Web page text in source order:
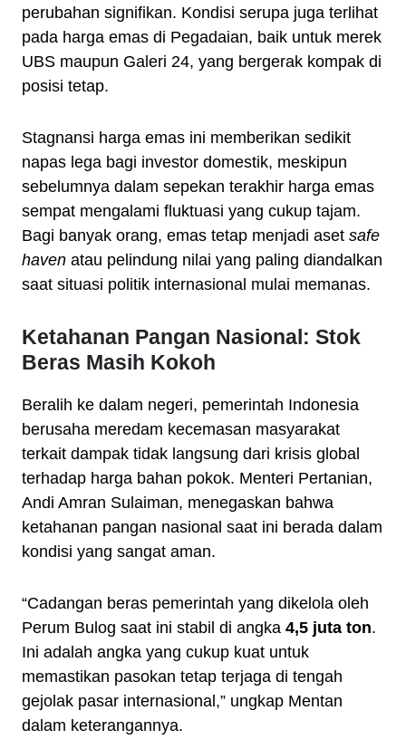
perubahan signifikan. Kondisi serupa juga terlihat
pada harga emas di Pegadaian, baik untuk merek
UBS maupun Galeri 24, yang bergerak kompak di
posisi tetap.
Stagnansi harga emas ini memberikan sedikit
napas lega bagi investor domestik, meskipun
sebelumnya dalam sepekan terakhir harga emas
sempat mengalami fluktuasi yang cukup tajam.
Bagi banyak orang, emas tetap menjadi aset safe
haven atau pelindung nilai yang paling diandalkan
saat situasi politik internasional mulai memanas.
Ketahanan Pangan Nasional: Stok
Beras Masih Kokoh
Beralih ke dalam negeri, pemerintah Indonesia
berusaha meredam kecemasan masyarakat
terkait dampak tidak langsung dari krisis global
terhadap harga bahan pokok. Menteri Pertanian,
Andi Amran Sulaiman, menegaskan bahwa
ketahanan pangan nasional saat ini berada dalam
kondisi yang sangat aman.
“Cadangan beras pemerintah yang dikelola oleh
Perum Bulog saat ini stabil di angka 4,5 juta ton.
Ini adalah angka yang cukup kuat untuk
memastikan pasokan tetap terjaga di tengah
gejolak pasar internasional,” ungkap Mentan
dalam keterangannya.